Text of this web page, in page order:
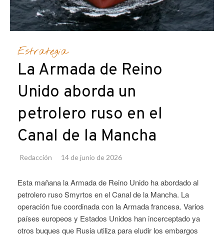
Estrategia
La Armada de Reino
Unido aborda un
petrolero ruso en el
Canal de la Mancha
Redacción 14 de junio de 2026
Esta mañana la Armada de Reino Unido ha abordado al
petrolero ruso Smyrtos en el Canal de la Mancha. La
operación fue coordinada con la Armada francesa. Varios
países europeos y Estados Unidos han incerceptado ya
otros buques que Rusia utiliza para eludir los embargos